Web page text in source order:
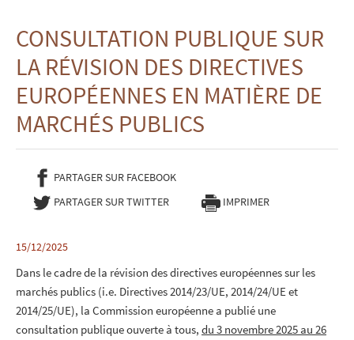
CONSULTATION PUBLIQUE SUR
LA RÉVISION DES DIRECTIVES
EUROPÉENNES EN MATIÈRE DE
MARCHÉS PUBLICS
PARTAGER SUR FACEBOOK- NOUVELLE FENÊTRE
PARTAGER SUR TWITTER- NOUVELLE FENÊTRE
IMPRIMER
15/12/2025
Dans le cadre de la révision des directives européennes sur les
marchés publics (i.e. Directives 2014/23/UE, 2014/24/UE et
2014/25/UE), la Commission européenne a publié une
consultation publique ouverte à tous, du 3 novembre 2025 au 26